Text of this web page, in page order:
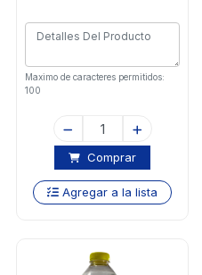
Maximo de caracteres permitidos:
100
Comprar
Agregar a la lista